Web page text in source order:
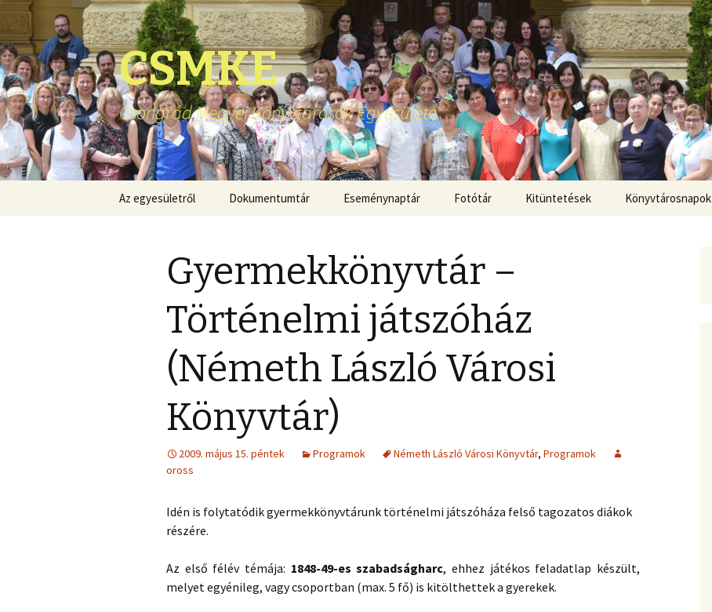
CSMKE
Csongrád Megyei Könyvtárosok Egyesülete
Az egyesületről Dokumentumtár Eseménynaptár Fotótár Kitüntetések Könyvtárosnapok
Gyermekkönyvtár –
Történelmi játszóház
(Németh László Városi
Könyvtár)
2009. május 15. péntek Programok Németh László Városi Könyvtár, Programok
oross
Idén is folytatódik gyermekkönyvtárunk történelmi játszóháza felső tagozatos diákok
részére.
Az első félév témája: 1848-49-es szabadságharc, ehhez játékos feladatlap készült,
melyet egyénileg, vagy csoportban (max. 5 fő) is kitölthettek a gyerekek.